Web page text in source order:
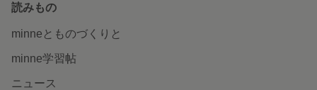
読みもの
minneとものづくりと
minne学習帖
ニュース